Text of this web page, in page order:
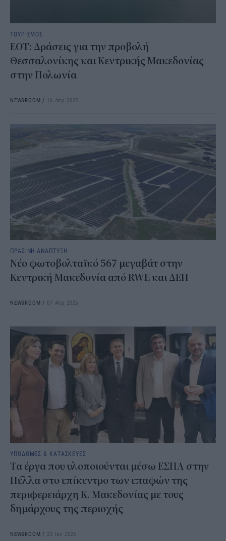
ΤΟΥΡΙΣΜΟΣ
ΕΟΤ: Δράσεις για την προβολή
Θεσσαλονίκης και Κεντρικής Μακεδονίας
στην Πολωνία
NEWSROOM / 16 Απρ 2025
ΠΡΑΣΙΝΗ ΑΝΑΠΤΥΞΗ
Νέο φωτοβολταϊκό 567 μεγαβάτ στην
Κεντρική Μακεδονία από RWE και ΔΕΗ
NEWSROOM / 07 Απρ 2025
ΥΠΟΔΟΜΕΣ & ΚΑΤΑΣΚΕΥΕΣ
Τα έργα που υλοποιούνται μέσω ΕΣΠΑ στην
Πέλλα στο επίκεντρο των επαφών της
περιφερειάρχη Κ. Μακεδονίας με τους
δημάρχους της περιοχής
NEWSROOM / 22 Ιαν 2025